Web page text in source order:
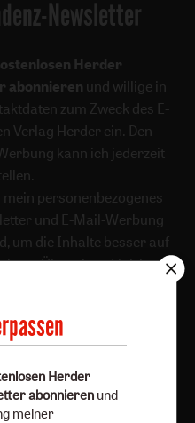
Newsletter
Herder
abonnieren und willige in
zum Zweck des E-
Verlag Herder ein. Den
kann ich jederzeit
personenbezogenes
und E-Mail-Werbung
um die Inhalte besser auf
Über einen Link in
finden Sie in unseren
Herder
abonnieren und
meiner